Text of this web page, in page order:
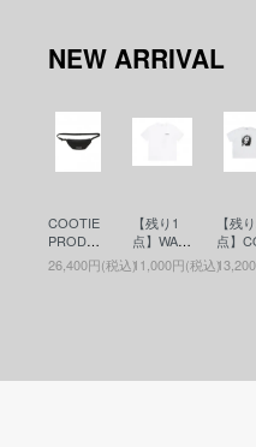
NEW ARRIVAL
COOTIE
PRODUC
TIONS(ク
ーティー)
26,400円(税込)
【残り1
点】WAC
KO MARI
A(ワコマ
T-SHIRT (
11,000円(税込)
【残
点】
TIE
S/S